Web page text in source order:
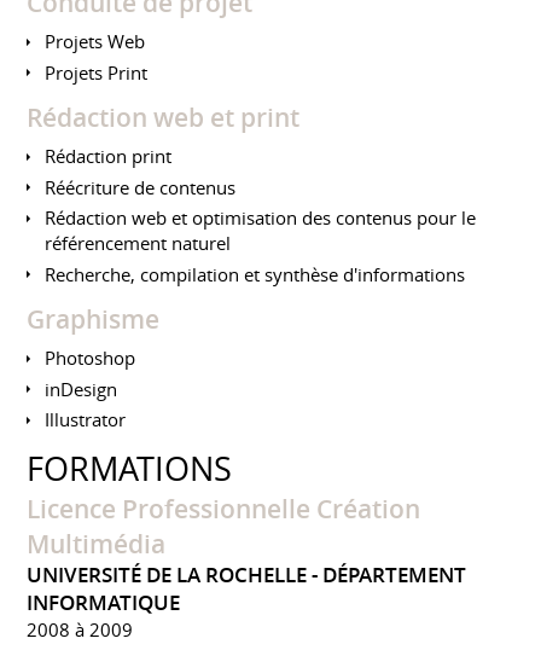
Projets Web
Projets Print
Rédaction web et print
Rédaction print
Réécriture de contenus
Rédaction web et optimisation des contenus pour le
référencement naturel
Recherche, compilation et synthèse d'informations
Graphisme
Photoshop
inDesign
Illustrator
FORMATIONS
Licence Professionnelle Création
Multimédia
UNIVERSITÉ DE LA ROCHELLE - DÉPARTEMENT
INFORMATIQUE
2008 à 2009